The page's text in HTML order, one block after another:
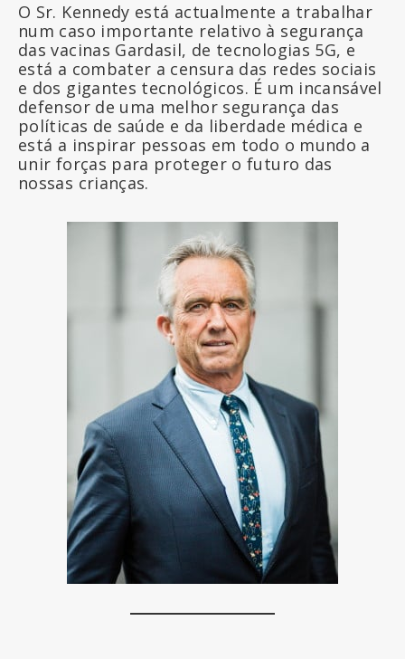
O Sr. Kennedy está actualmente a trabalhar
num caso importante relativo à segurança
das vacinas Gardasil, de tecnologias 5G, e
está a combater a censura das redes sociais
e dos gigantes tecnológicos. É um incansável
defensor de uma melhor segurança das
políticas de saúde e da liberdade médica e
está a inspirar pessoas em todo o mundo a
unir forças para proteger o futuro das
nossas crianças.